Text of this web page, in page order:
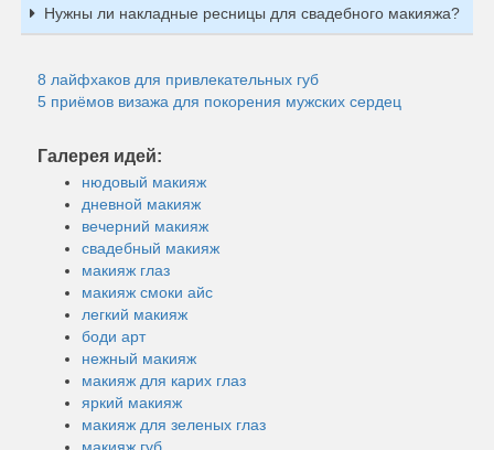
Нужны ли накладные ресницы для свадебного макияжа?
8 лайфхаков для привлекательных губ
5 приёмов визажа для покорения мужских сердец
Галерея идей:
нюдовый макияж
дневной макияж
вечерний макияж
свадебный макияж
макияж глаз
макияж смоки айс
легкий макияж
боди арт
нежный макияж
макияж для карих глаз
яркий макияж
макияж для зеленых глаз
макияж губ